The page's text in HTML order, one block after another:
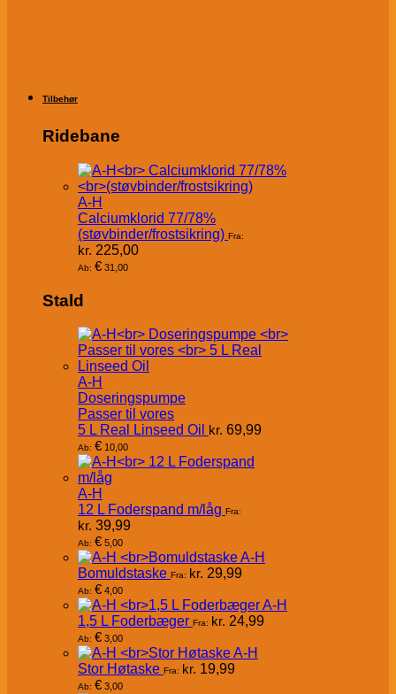
Tilbehør
Ridebane
A-H
Calciumklorid 77/78%
(støvbinder/frostsikring) Fra:
kr. 225,00
Ab: € 31,00
Stald
A-H
Doseringspumpe
Passer til vores
5 L Real Linseed Oil kr. 69,99
Ab: € 10,00
A-H
12 L Foderspand m/låg Fra:
kr. 39,99
Ab: € 5,00
A-H
Bomuldstaske Fra: kr. 29,99
Ab: € 4,00
A-H
1,5 L Foderbæger Fra: kr. 24,99
Ab: € 3,00
A-H
Stor Høtaske Fra: kr. 19,99
Ab: € 3,00